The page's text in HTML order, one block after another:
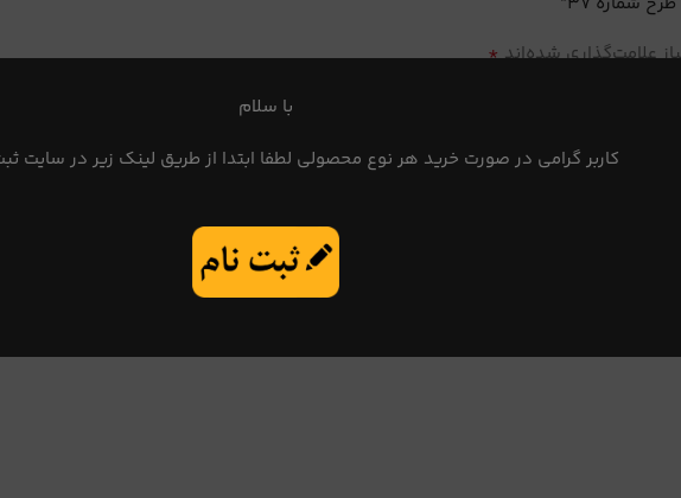
با سلام
کاربر گرامی در صورت خرید هر نوع محصولی لطفا ابتدا از طریق لینک زیر در سایت
علامت‌گذاری شده‌اند*